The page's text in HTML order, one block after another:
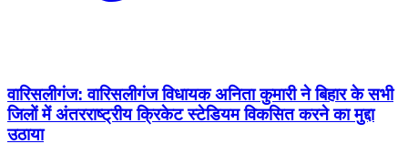
वारिसलीगंज: वारिसलीगंज विधायक अनिता कुमारी ने बिहार के सभी
जिलों में अंतरराष्ट्रीय क्रिकेट स्टेडियम विकसित करने का मुद्दा
उठाया